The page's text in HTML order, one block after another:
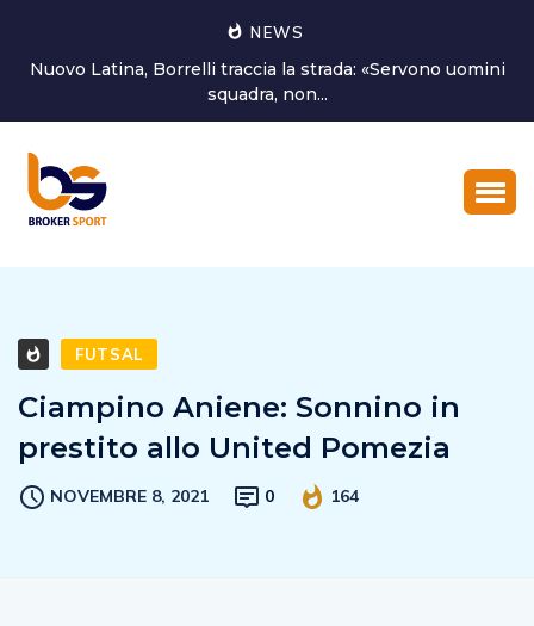
NEWS
Castorri è un nuovo giocatore del Latina Calcio 1932
FUTSAL
Ciampino Aniene: Sonnino in
prestito allo United Pomezia
NOVEMBRE 8, 2021 0 164